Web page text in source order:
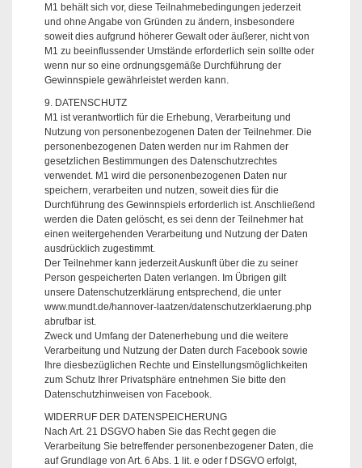
M1 behält sich vor, diese Teilnahmebedingungen jederzeit
und ohne Angabe von Gründen zu ändern, insbesondere
soweit dies aufgrund höherer Gewalt oder äußerer, nicht von
M1 zu beeinflussender Umstände erforderlich sein sollte oder
wenn nur so eine ordnungsgemäße Durchführung der
Gewinnspiele gewährleistet werden kann.
9. DATENSCHUTZ
M1 ist verantwortlich für die Erhebung, Verarbeitung und
Nutzung von personenbezogenen Daten der Teilnehmer. Die
personenbezogenen Daten werden nur im Rahmen der
gesetzlichen Bestimmungen des Datenschutzrechtes
verwendet. M1 wird die personenbezogenen Daten nur
speichern, verarbeiten und nutzen, soweit dies für die
Durchführung des Gewinnspiels erforderlich ist. Anschließend
werden die Daten gelöscht, es sei denn der Teilnehmer hat
einen weitergehenden Verarbeitung und Nutzung der Daten
ausdrücklich zugestimmt.
Der Teilnehmer kann jederzeit Auskunft über die zu seiner
Person gespeicherten Daten verlangen. Im Übrigen gilt
unsere Datenschutzerklärung entsprechend, die unter
www.mundt.de/hannover-laatzen/datenschutzerklaerung.php
abrufbar ist.
Zweck und Umfang der Datenerhebung und die weitere
Verarbeitung und Nutzung der Daten durch Facebook sowie
Ihre diesbezüglichen Rechte und Einstellungsmöglichkeiten
zum Schutz Ihrer Privatsphäre entnehmen Sie bitte den
Datenschutzhinweisen von Facebook.
WIDERRUF DER DATENSPEICHERUNG
Nach Art. 21 DSGVO haben Sie das Recht gegen die
Verarbeitung Sie betreffender personenbezogener Daten, die
auf Grundlage von Art. 6 Abs. 1 lit. e oder f DSGVO erfolgt,